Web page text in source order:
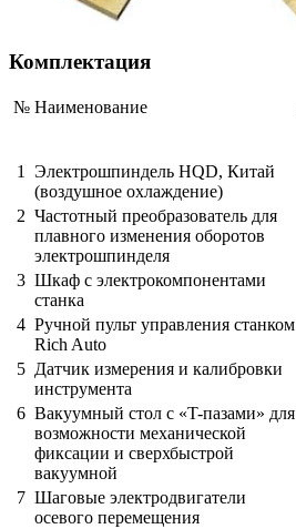
Комплектация
№ Наименование
1 Электрошпиндель HQD, Китай
(воздушное охлаждение)
2 Частотный преобразователь для
плавного изменения оборотов
электрошпинделя
3 Шкаф с электрокомпонентами
станка
4 Ручной пульт управления станком
Rich Auto
5 Датчик измерения и калибровки
инструмента
6 Вакуумный стол с «T-пазами» для
возможности механической
фиксации и сверхбыстрой
вакуумной
7 Шаговые электродвигатели
осевого перемещения